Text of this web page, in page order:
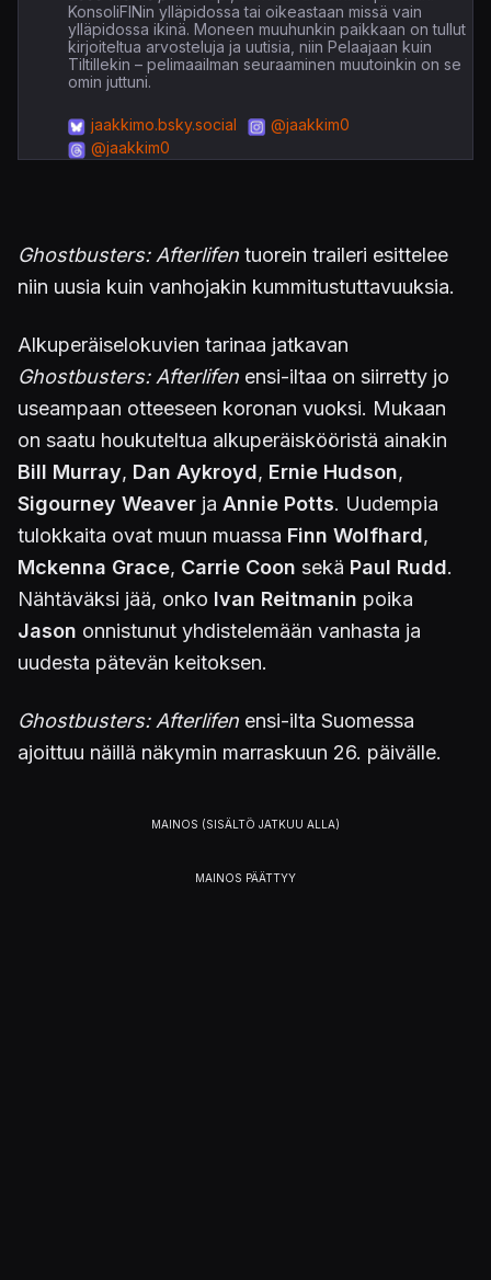
KonsoliFINin ylläpidossa tai oikeastaan missä vain
ylläpidossa ikinä. Moneen muuhunkin paikkaan on tullut
kirjoiteltua arvosteluja ja uutisia, niin Pelaajaan kuin
Tiltillekin – pelimaailman seuraaminen muutoinkin on se
omin juttuni.
jaakkimo.bsky.social
@jaakkim0
@jaakkim0
Ghostbusters: Afterlifen tuorein traileri esittelee
niin uusia kuin vanhojakin kummitustuttavuuksia.
Alkuperäiselokuvien tarinaa jatkavan
Ghostbusters: Afterlifen ensi-iltaa on siirretty jo
useampaan otteeseen koronan vuoksi. Mukaan
on saatu houkuteltua alkuperäiskööristä ainakin
Bill Murray, Dan Aykroyd, Ernie Hudson,
Sigourney Weaver ja Annie Potts. Uudempia
tulokkaita ovat muun muassa Finn Wolfhard,
Mckenna Grace, Carrie Coon sekä Paul Rudd.
Nähtäväksi jää, onko Ivan Reitmanin poika
Jason onnistunut yhdistelemään vanhasta ja
uudesta pätevän keitoksen.
Ghostbusters: Afterlifen ensi-ilta Suomessa
ajoittuu näillä näkymin marraskuun 26. päivälle.